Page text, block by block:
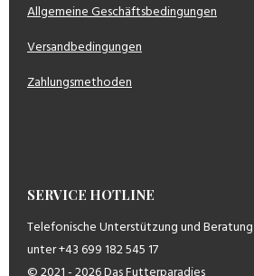
Allgemeine Geschäftsbedingungen
Versandbedingungen
Zahlungsmethoden
SERVICE HOTLINE
Telefonische Unterstützung und Beratung
unter +43 699 182 545 17